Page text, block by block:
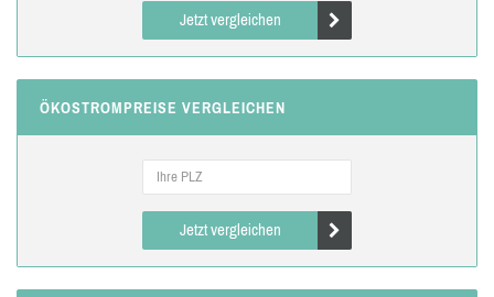
Jetzt vergleichen
ÖKOSTROMPREISE VERGLEICHEN
Jetzt vergleichen